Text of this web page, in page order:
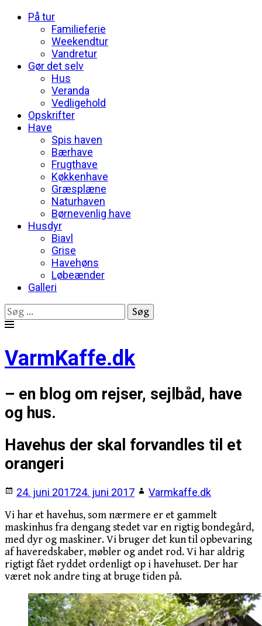
På tur
Familieferie
Weekendtur
Vandretur
Gør det selv
Hus
Veranda
Vedligehold
Opskrifter
Have
Spis haven
Bærhave
Frugthave
Køkkenhave
Græsplæne
Naturhaven
Børnevenlig have
Husdyr
Biavl
Grise
Havehøns
Løbeænder
Galleri
Søg
efter:
to
content
VarmKaffe.dk
– en blog om rejser, sejlbåd, have
og hus.
Havehus der skal forvandles til et
orangeri
24. juni 201724. juni 2017
Varmkaffe.dk
Vi har et havehus, som nærmere er et gammelt
maskinhus fra dengang stedet var en rigtig bondegård,
med dyr og maskiner. Vi bruger det kun til opbevaring
af haveredskaber, møbler og andet rod. Vi har aldrig
rigtigt fået ryddet ordenligt op i havehuset. Der har
været nok andre ting at bruge tiden på.